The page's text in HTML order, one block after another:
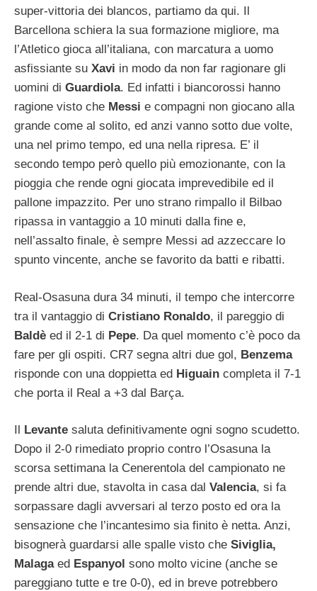
super-vittoria dei blancos, partiamo da qui. Il
Barcellona schiera la sua formazione migliore, ma
l’Atletico gioca all’italiana, con marcatura a uomo
asfissiante su Xavi in modo da non far ragionare gli
uomini di Guardiola. Ed infatti i biancorossi hanno
ragione visto che Messi e compagni non giocano alla
grande come al solito, ed anzi vanno sotto due volte,
una nel primo tempo, ed una nella ripresa. E’ il
secondo tempo però quello più emozionante, con la
pioggia che rende ogni giocata imprevedibile ed il
pallone impazzito. Per uno strano rimpallo il Bilbao
ripassa in vantaggio a 10 minuti dalla fine e,
nell’assalto finale, è sempre Messi ad azzeccare lo
spunto vincente, anche se favorito da batti e ribatti.
Real-Osasuna dura 34 minuti, il tempo che intercorre
tra il vantaggio di Cristiano Ronaldo, il pareggio di
Baldè ed il 2-1 di Pepe. Da quel momento c’è poco da
fare per gli ospiti. CR7 segna altri due gol, Benzema
risponde con una doppietta ed Higuain completa il 7-1
che porta il Real a +3 dal Barça.
Levante saluta definitivamente ogni sogno scudetto.
Dopo il 2-0 rimediato proprio contro l’Osasuna la
scorsa settimana la Cenerentola del campionato ne
prende altri due, stavolta in casa dal Valencia, si fa
sorpassare dagli avversari al terzo posto ed ora la
sensazione che l’incantesimo sia finito è netta. Anzi,
bisognerà guardarsi alle spalle visto che Siviglia,
Malagaed Espanyol sono molto vicine (anche se
pareggiano tutte e tre 0-0), ed in breve potrebbero